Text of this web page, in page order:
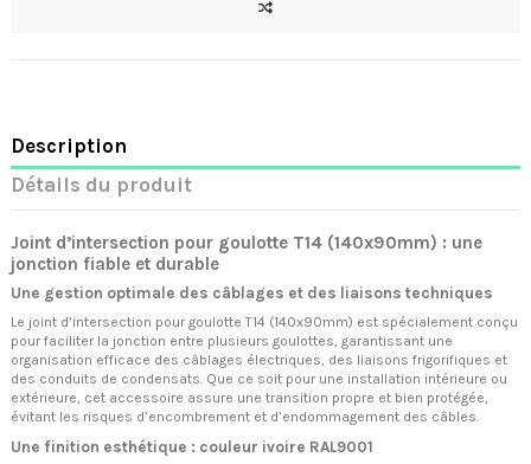
Description
Détails du produit
Joint d’intersection pour goulotte T14 (140x90mm) : une
jonction fiable et durable
Une gestion optimale des câblages et des liaisons techniques
Le joint d’intersection pour goulotte T14 (140x90mm) est spécialement conçu
pour faciliter la jonction entre plusieurs goulottes, garantissant une
organisation efficace des câblages électriques, des liaisons frigorifiques et
des conduits de condensats. Que ce soit pour une installation intérieure ou
extérieure, cet accessoire assure une transition propre et bien protégée,
évitant les risques d’encombrement et d’endommagement des câbles.
Une finition esthétique : couleur ivoire RAL9001